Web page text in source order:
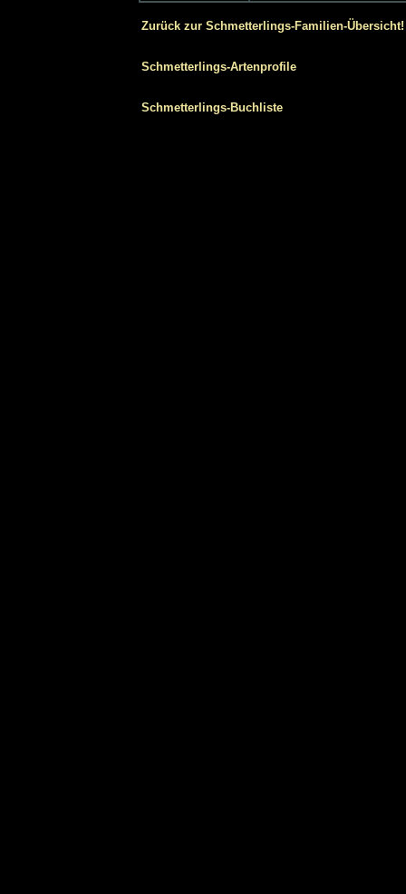
Zurück zur Schmetterlings-Familien-Übersicht!
Schmetterlings-Artenprofile
Schmetterlings-Buchliste